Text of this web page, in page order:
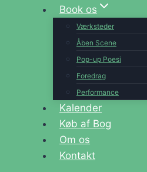
Book os
Værksteder
Åben Scene
Pop-up Poesi
Foredrag
Performance
Kalender
Køb af Bog
Om os
Kontakt